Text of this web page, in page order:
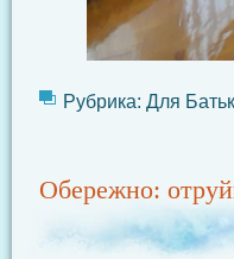
Рубрика: Для
Обережно: